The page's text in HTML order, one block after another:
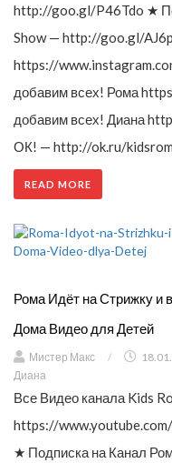
http://goo.gl/P46Tdo ★
Show — http://goo.gl/
https://
добавим всех! Рома
добавим всех! Диана
ОК! — http://ok.ru/
READ MORE
Рома Идёт на Стрижку и
Дома Видео для Детей
Мистер Макс /
Диана
Все Видео канала Kids
https://
★ Подписка на Канал